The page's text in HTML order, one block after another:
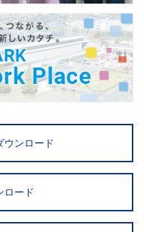
ウンロード
ロード